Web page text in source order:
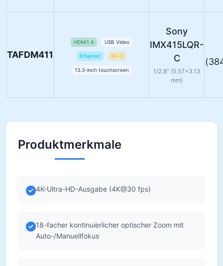
TAFDM411
HDMI1.4 USB Video
Ethernet Wi-Fi
13.3-inch touchscreen
Sony
IMX415LQR-
C
1/2.8" (5.57×3.13
mm)
Produktmerkmale
4K-Ultra-HD-Ausgabe (4K@30 fps)
18-facher kontinuierlicher optischer Zoom mit
Auto-/Manuellfokus